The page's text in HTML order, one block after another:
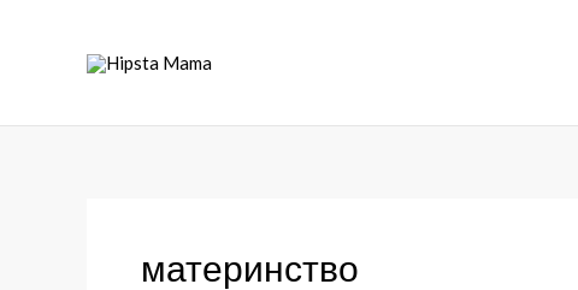
материнство